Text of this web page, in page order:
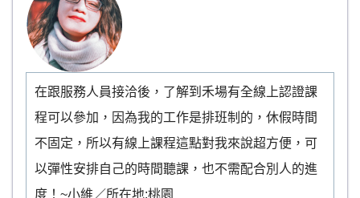
在跟服務人員接洽後，了解到禾場有全線上認證課
程可以參加，因為我的工作是排班制的，休假時間
不固定，所以有線上課程這點對我來說超方便，可
以彈性安排自己的時間聽課，也不需配合別人的進
度！~小維／所在地:桃園